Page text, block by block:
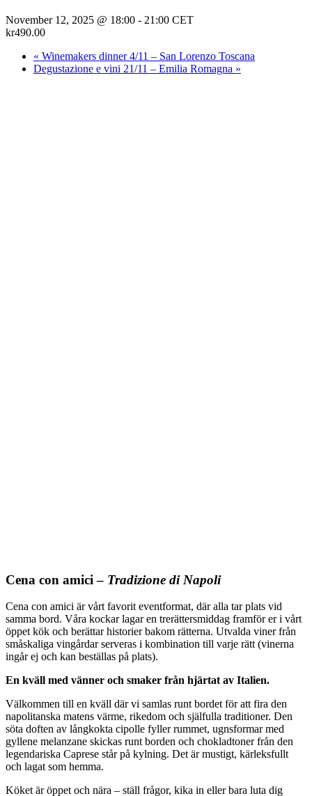
November 12, 2025 @ 18:00 - 21:00 CET
kr490.00
« Winemakers dinner 4/11 – San Lorenzo Toscana
Degustazione e vini 21/11 – Emilia Romagna »
Cena con amici – Tradizione di Napoli
Cena con amici är vårt favorit eventformat, där alla tar plats vid
samma bord. Våra kockar lagar en trerättersmiddag framför er i vårt
öppet kök och berättar historier bakom rätterna. Utvalda viner från
småskaliga vingårdar serveras i kombination till varje rätt (vinerna
ingår ej och kan beställas på plats).
En kväll med vänner och smaker från hjärtat av Italien.
Välkommen till en kväll där vi samlas runt bordet för att fira den
napolitanska matens värme, rikedom och själfulla traditioner. Den
söta doften av långkokta cipolle fyller rummet, ugnsformar med
gyllene melanzane skickas runt borden och chokladtoner från den
legendariska Caprese står på kylning. Det är mustigt, kärleksfullt
och lagat som hemma.
Köket är öppet och nära – ställ frågor, kika in eller bara luta dig